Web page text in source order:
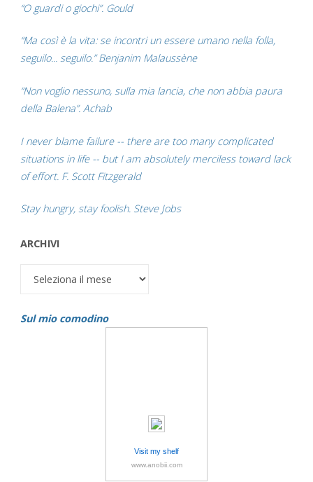
“O guardi o giochi”. Gould
“Ma così è la vita: se incontri un essere umano nella folla,
seguilo... seguilo.” Benjanim Malaussène
“Non voglio nessuno, sulla mia lancia, che non abbia paura
della Balena”. Achab
I never blame failure -- there are too many complicated
situations in life -- but I am absolutely merciless toward lack
of effort. F. Scott Fitzgerald
Stay hungry, stay foolish. Steve Jobs
ARCHIVI
Archivi
Sul mio comodino
Visit my shelf
www.anobii.com